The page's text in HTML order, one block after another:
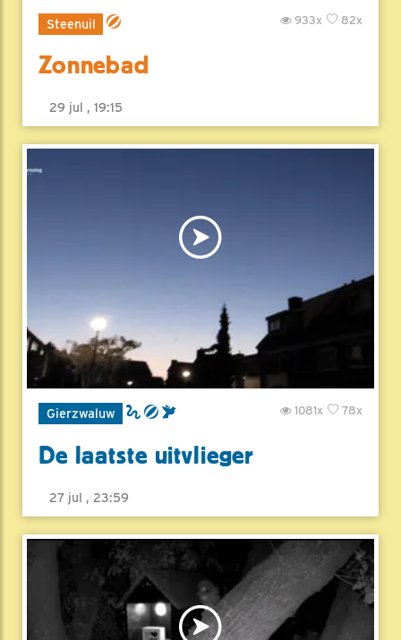
Steenuil 82x
933x
Zonnebad
29 jul , 19:15
Gierzwaluw 78x
1081x
De laatste uitvlieger
27 jul , 23:59